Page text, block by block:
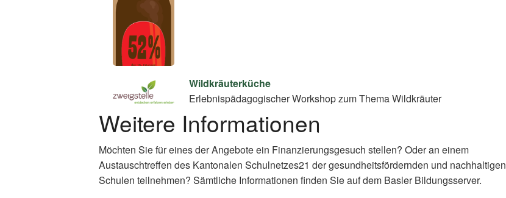
Wildkräuterküche
Erlebnispädagogischer Workshop zum Thema Wildkräuter
Weitere Informationen
Möchten Sie für eines der Angebote ein Finanzierungsgesuch stellen? Oder an einem
Austauschtreffen des Kantonalen Schulnetzes21 der gesundheitsfördernden und nachhaltigen
Schulen teilnehmen? Sämtliche Informationen finden Sie auf dem Basler Bildungsserver.